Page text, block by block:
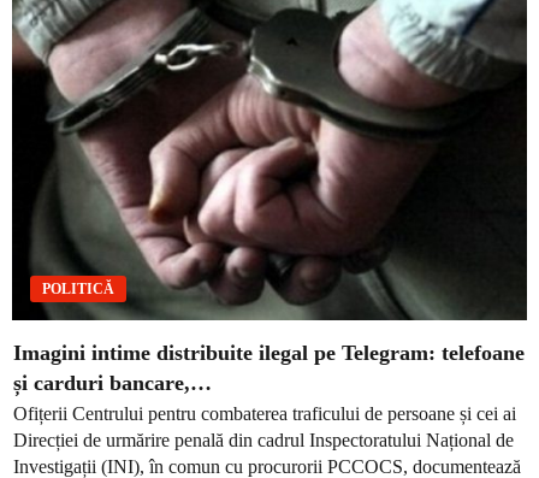
POLITICĂ
Imagini intime distribuite ilegal pe Telegram: telefoane
și carduri bancare,…
Ofițerii Centrului pentru combaterea traficului de persoane și cei ai
Direcției de urmărire penală din cadrul Inspectoratului Național de
Investigații (INI), în comun cu procurorii PCCOCS, documentează